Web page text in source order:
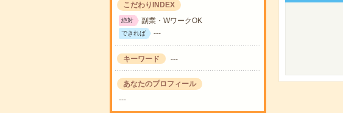
こだわりINDEX
絶対 副業・WワークOK
できれば ---
キーワード ---
あなたのプロフィール
---